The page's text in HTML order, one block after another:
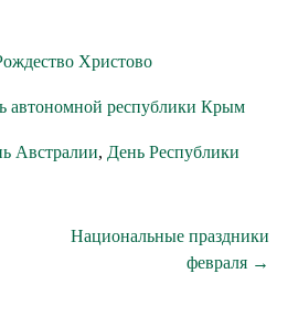
Христово
автономной республики Крым
Австралии, День Республики
Национальные праздники
февраля →